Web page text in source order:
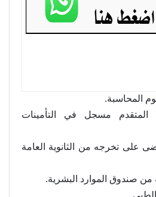
المتقدم مسجل في التأمينات
على تخرجه من الثانوية العامة